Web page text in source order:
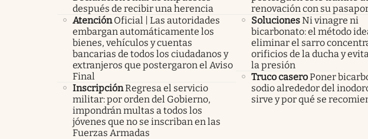
después de recibir una herencia
Atención Oficial | Las autoridades
embargan automáticamente los
bienes, vehículos y cuentas
bancarias de todos los ciudadanos y
extranjeros que postergaron el Aviso
Final
InscripciónRegresa el servicio
militar: por orden del Gobierno,
impondrán multas a todos los
jóvenes que no se inscriban en las
Fuerzas Armadas
renovación con su
SolucionesNi vinagre ni
bicarbonato: el método
eliminar el sarro
orificios de la ducha y
la presión
Truco caseroPoner
sodio alrededor del
sirve y por qué se